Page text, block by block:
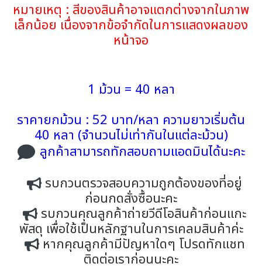
หมายเหตุ : สีของสินค้าอาจแตกต่างจากในภาพ
เล็กน้อย เนื่องจากข้อจำกัดในการแสดงผลของ
หน้าจอ
1 ม้วน = 40 หลา
ราคายกม้วน : 52 บาท/หลา ความยาวเริ่มต้น
40 หลา (จำนวนไม่เท่ากันในแต่ละม้วน)
ลูกค้าสามารถทักสอบถามแอดมินได้นะคะ
รบกวนตรวจสอบความถูกต้องของที่อยู่
ก่อนกดสั่งซื้อนะคะ
รบกวนคุณลูกค้าถ่ายวีดีโอสินค้าก่อนแกะ
พัสดุ เพื่อใช้เป็นหลักฐานในการเคลมสินค้าค่ะ
หากคุณลูกค้ามีปัญหาใดๆ โปรดทักแชท
ติดต่อเราก่อนนะคะ